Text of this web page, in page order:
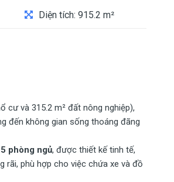
Diện tích: 915.2 m²
cư và 315.2 m² đất nông nghiệp),
đến không gian sống thoáng đãng
5 phòng ngủ, được thiết kế tinh tế,
rãi, phù hợp cho việc chứa xe và đồ